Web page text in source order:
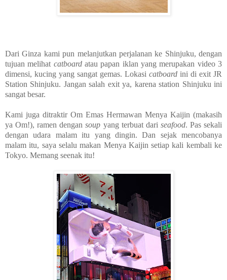
Dari Ginza kami pun melanjutkan perjalanan ke Shinjuku, dengan
tujuan melihat catboardatau papan iklan yang merupakan video 3
dimensi, kucing yang sangat gemas. Lokasi catboard ini di exit JR
Station Shinjuku. Jangan salah exit ya, karena station Shinjuku ini
sangat besar.
Kami juga ditraktir Om Emas Hermawan Menya Kaijin (makasih
ya Om!), ramen dengansoup yang terbuat dari seafood. Pas sekali
dengan udara malam itu yang dingin. Dan sejak mencobanya
malam itu, saya selalu makan Menya Kaijin setiap kali kembali ke
Tokyo. Memang seenak itu!